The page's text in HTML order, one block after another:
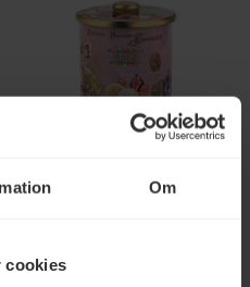
Om
cookies
Valnötter Kakburk 220g